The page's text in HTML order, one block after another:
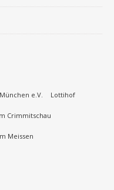
e.V. Lottihof
Crimmitschau
Meissen